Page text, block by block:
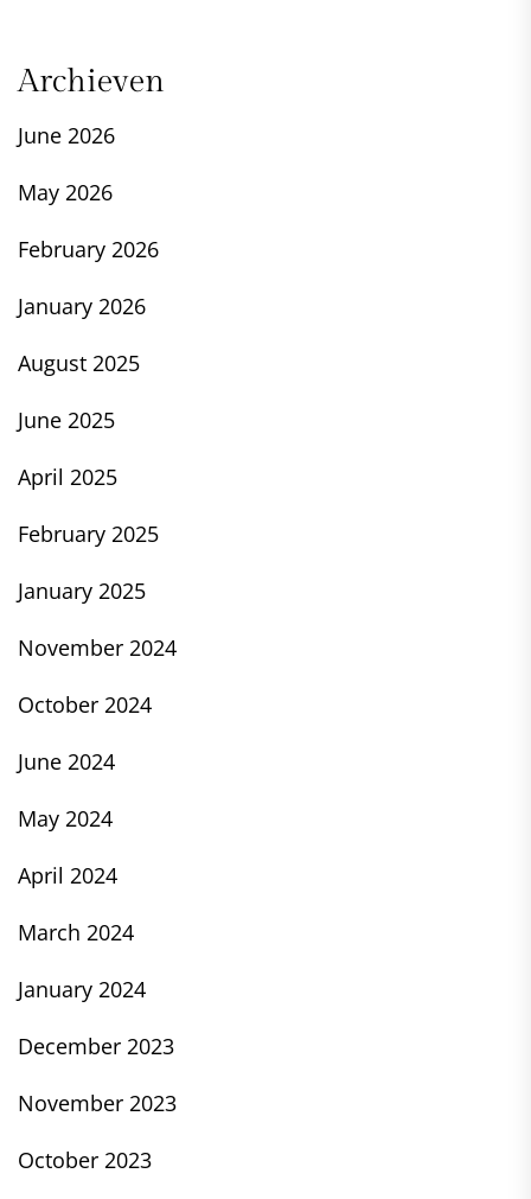
Archieven
June 2026
May 2026
February 2026
January 2026
August 2025
June 2025
April 2025
February 2025
January 2025
November 2024
October 2024
June 2024
May 2024
April 2024
March 2024
January 2024
December 2023
November 2023
October 2023